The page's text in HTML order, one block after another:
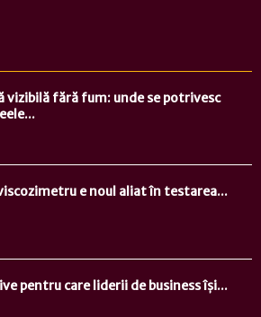
vizibilă fără fum: unde se potrivesc
viscozimetru e noul aliat în testarea...
pentru care liderii de business își...